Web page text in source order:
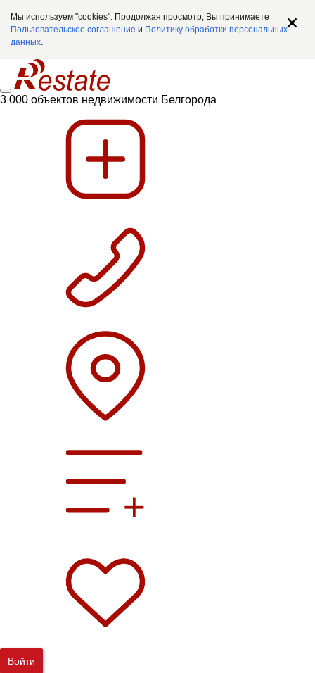
Мы используем "cookies". Продолжая просмотр, Вы принимаете
Пользовательское соглашение и Политику обработки персональных
данных.
3 000 объектов недвижимости Белгорода
Войти